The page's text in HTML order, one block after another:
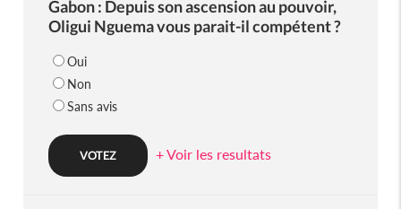
Gabon : Depuis son ascension au pouvoir,
Oligui Nguema vous parait-il compétent ?
Oui
Non
Sans avis
+ Voir les resultats